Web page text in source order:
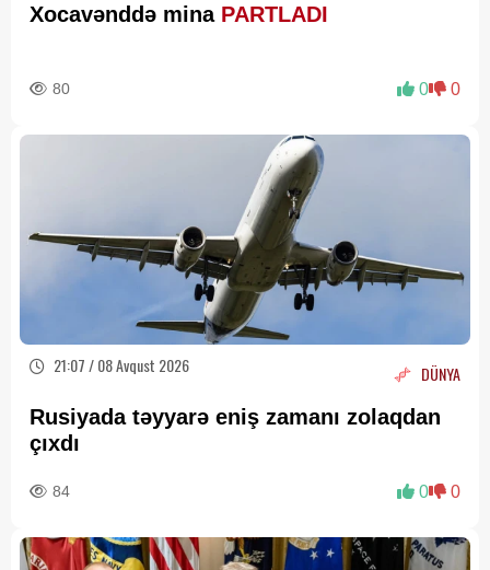
Xocavənddə mina PARTLADI
80 0 0
21:07 / 08 Avqust 2026 DÜNYA
Rusiyada təyyarə eniş zamanı zolaqdan
çıxdı
84 0 0